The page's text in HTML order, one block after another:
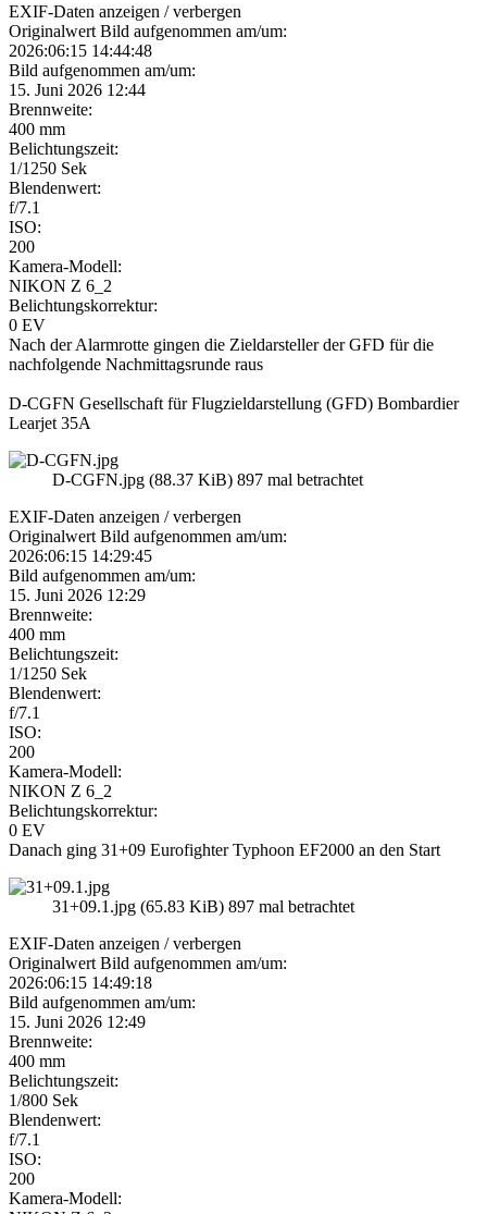
EXIF-Daten anzeigen / verbergen
Originalwert Bild aufgenommen am/um:
2026:06:15 14:44:48
Bild aufgenommen am/um:
15. Juni 2026 12:44
Brennweite:
400 mm
Belichtungszeit:
1/1250 Sek
Blendenwert:
f/7.1
ISO:
200
Kamera-Modell:
NIKON Z 6_2
Belichtungskorrektur:
0 EV
Nach der Alarmrotte gingen die Zieldarsteller der GFD für die
nachfolgende Nachmittagsrunde raus
D-CGFN Gesellschaft für Flugzieldarstellung (GFD) Bombardier
Learjet 35A
D-CGFN.jpg (88.37 KiB) 897 mal betrachtet
EXIF-Daten anzeigen / verbergen
Originalwert Bild aufgenommen am/um:
2026:06:15 14:29:45
Bild aufgenommen am/um:
15. Juni 2026 12:29
Brennweite:
400 mm
Belichtungszeit:
1/1250 Sek
Blendenwert:
f/7.1
ISO:
200
Kamera-Modell:
NIKON Z 6_2
Belichtungskorrektur:
0 EV
Danach ging 31+09 Eurofighter Typhoon EF2000 an den Start
31+09.1.jpg (65.83 KiB) 897 mal betrachtet
EXIF-Daten anzeigen / verbergen
Originalwert Bild aufgenommen am/um:
2026:06:15 14:49:18
Bild aufgenommen am/um:
15. Juni 2026 12:49
Brennweite:
400 mm
Belichtungszeit:
1/800 Sek
Blendenwert:
f/7.1
ISO:
200
Kamera-Modell: